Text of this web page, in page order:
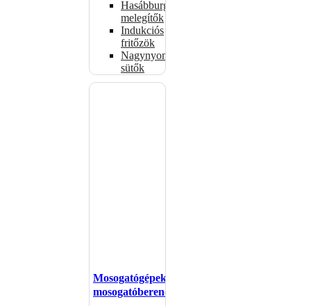
Hasábburgonya
melegítők
Indukciós
fritőzök
Nagynyomású
sütők
Mosogatógépek,
mosogatóberendezések